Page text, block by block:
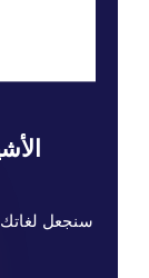
سنجعل